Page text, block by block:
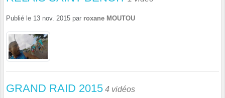
Publié le 13 nov. 2015 par roxane MOUTOU
GRAND RAID 2015 4 vidéos